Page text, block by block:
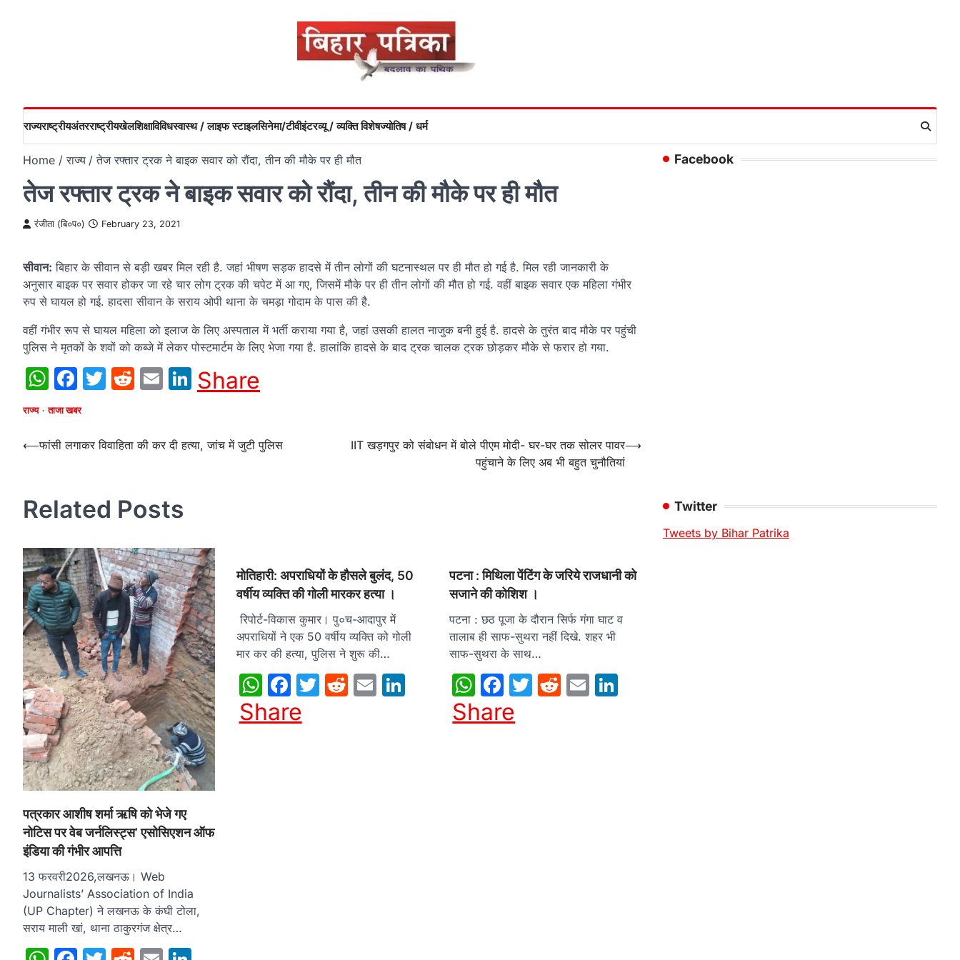
राज्यराष्ट्रीयअंतरराष्ट्रीयखेलशिक्षाविविधस्वास्थ / लाइफ स्टाइलसिनेमा/टीवीइंटरव्यू / व्यक्ति विशेषज्योतिष / धर्म
Home राज्य तेज रफ्तार ट्रक ने बाइक सवार को रौंदा, तीन की मौके पर ही मौत
तेज रफ्तार ट्रक ने बाइक सवार को रौंदा, तीन की मौके पर ही मौत
रंजीता (बि०प०) February 23, 2021
सीवान: बिहार के सीवान से बड़ी खबर मिल रही है. जहां भीषण सड़क हादसे में तीन लोगों की घटनास्थल पर ही मौत हो गई है. मिल रही जानकारी के
अनुसार बाइक पर सवार होकर जा रहे चार लोग ट्रक की चपेट में आ गए, जिसमें मौके पर ही तीन लोगों की मौत हो गई. वहीं बाइक सवार एक महिला गंभीर
रुप से घायल हो गई. हादसा सीवान के सराय ओपी थाना के चमड़ा गोदाम के पास की है.
वहीं गंभीर रूप से घायल महिला को इलाज के लिए अस्पताल में भर्ती कराया गया है, जहां उसकी हालत नाजुक बनी हुई है. हादसे के तुरंत बाद मौके पर पहुंची
पुलिस ने मृतकों के शवों को कब्जे में लेकर पोस्टमार्टम के लिए भेजा गया है. हालांकि हादसे के बाद ट्रक चालक ट्रक छोड़कर मौके से फरार हो गया.
WhatsApp
Facebook
Twitter
Reddit
EmailLinkedIn
Share
राज्य ताजा खबर
Post
⟵फांसी लगाकर विवाहिता की कर दी हत्या, जांच में जुटी पुलिस
IIT खड़गपुर को संबोधन में बोले पीएम मोदी- घर-घर तक सोलर पावर
पहुंचाने के लिए अब भी बहुत चुनौतियां
⟶
Related Posts
पत्रकार आशीष शर्मा ऋषि को भेजे गए
नोटिस पर वेब जर्नलिस्ट्स’ एसोसिएशन ऑफ
इंडिया की गंभीर आपत्ति
13 फरवरी2026,लखनऊ। Web
Journalists’ Association of India
(UP Chapter) ने लखनऊ के कंघी टोला,
सराय माली खां, थाना ठाकुरगंज क्षेत्र…
मोतिहारी: अपराधियों के हौसले बुलंद, 50
वर्षीय व्यक्ति की गोली मारकर हत्या ।
रिपोर्ट-विकास कुमार। पु०च-आदापुर में
अपराधियों ने एक 50 वर्षीय व्यक्ति को गोली
मार कर की हत्या, पुलिस ने शुरू की…
WhatsApp
Facebook
Twitter
Reddit
EmailLinkedIn
Share
पटना : मिथिला पेंटिंग के जरिये राजधानी को
सजाने की कोशिश ।
पटना : छठ पूजा के दौरान सिर्फ गंगा घाट व
तालाब ही साफ-सुथरा नहीं दिखे. शहर भी
साफ-सुथरा के साथ…
WhatsApp
Facebook
Twitter
Reddit
Email
Share
Facebook
Twitter
Tweets by Bihar Patrika